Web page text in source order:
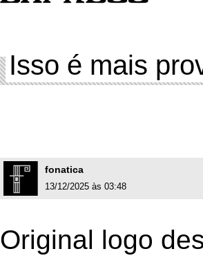
Isso é mais
fonatica
13/12/2025 às 03:48
Original logo